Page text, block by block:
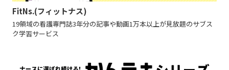
FitNs.(フィットナス)
19領域の看護専門誌3年分の記事や動画1万本以上が見放題のサブス
ク学習サービス